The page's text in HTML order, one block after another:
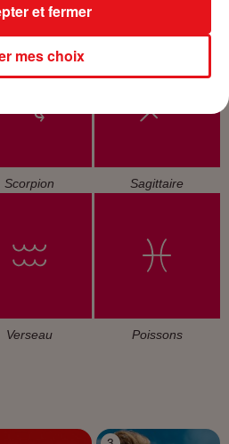
Scorpion Sagittaire
Verseau Poissons
mes choix
et fermer